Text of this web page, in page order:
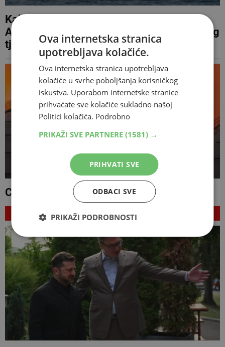
Kakve su rakete 'Hellfire' kojima
Amerikanci gađaju tankere oko Hormuškog
tjesnaca?
Cijene nafte opet nestabilne
NAJNOVIJE
Ova internetska stranica
upotrebljava kolačiće.
Ova internetska stranica upotrebljava
kolačiće u svrhe poboljšanja korisničkog
iskustva. Uporabom internetske stranice
prihvaćate sve kolačiće sukladno našoj
Politici kolačića. Podrobno
PRIKAŽI SVE PARTNERE (1581) →
PRIHVATI SVE
ODBACI SVE
PRIKAŽI PODROBNOSTI